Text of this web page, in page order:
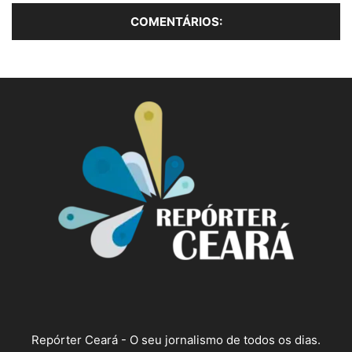
Repórter Ceará - O seu jornalismo de todos os dias.